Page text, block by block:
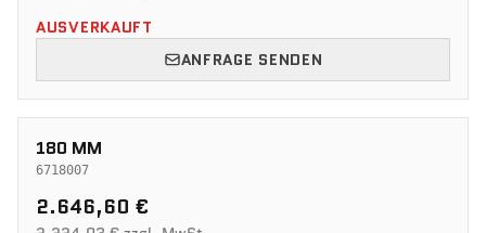
AUSVERKAUFT
ANFRAGE SENDEN
180 MM
6718007
2.646,60 €